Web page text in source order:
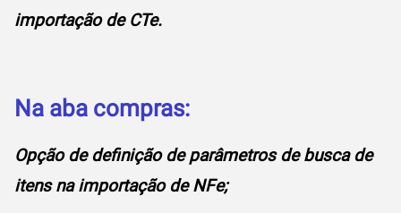
importação de CTe.
Na aba compras:
Opção de definição de parâmetros de busca de
itens na importação de NFe;